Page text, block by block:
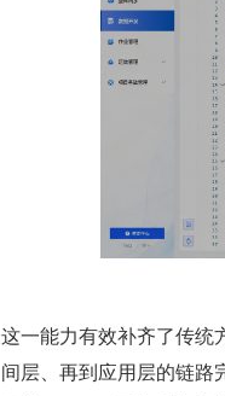
这一能力有效补齐了传统
间层、再到应用层的链路